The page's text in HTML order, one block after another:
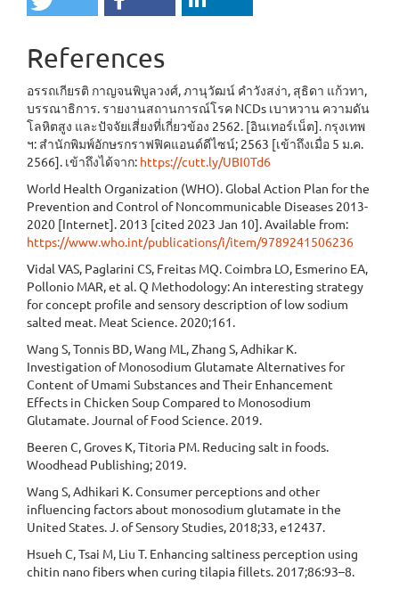
References
อรรถเกียรติ กาญจนพิบูลวงศ์, ภานุวัฒน์ คำวังสง่า, สุธิดา แก้วทา,
บรรณาธิการ. รายงานสถานการณ์โรค NCDs เบาหวาน ความดัน
โลหิตสูง และปัจจัยเสี่ยงที่เกี่ยวข้อง 2562. [อินเทอร์เน็ต]. กรุงเทพ
ฯ: สำนักพิมพ์อักษรกราฟฟิคแอนด์ดีไซน์; 2563 [เข้าถึงเมื่อ 5 ม.ค.
2566]. เข้าถึงได้จาก: https://cutt.ly/UBI0Td6
World Health Organization (WHO). Global Action Plan for the
Prevention and Control of Noncommunicable Diseases 2013-
2020 [Internet]. 2013 [cited 2023 Jan 10]. Available from:
https://www.who.int/publications/i/item/9789241506236
Vidal VAS, Paglarini CS, Freitas MQ. Coimbra LO, Esmerino EA,
Pollonio MAR, et al. Q Methodology: An interesting strategy
for concept profile and sensory description of low sodium
salted meat. Meat Science. 2020;161.
Wang S, Tonnis BD, Wang ML, Zhang S, Adhikar K.
Investigation of Monosodium Glutamate Alternatives for
Content of Umami Substances and Their Enhancement
Effects in Chicken Soup Compared to Monosodium
Glutamate. Journal of Food Science. 2019.
Beeren C, Groves K, Titoria PM. Reducing salt in foods.
Woodhead Publishing; 2019.
Wang S, Adhikari K. Consumer perceptions and other
influencing factors about monosodium glutamate in the
United States. J. of Sensory Studies, 2018;33, e12437.
Hsueh C, Tsai M, Liu T. Enhancing saltiness perception using
chitin nano fibers when curing tilapia fillets. 2017;86:93–8.